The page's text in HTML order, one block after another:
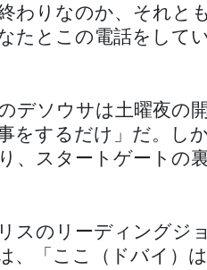
わりなのか、それと
たとこの電話をして
デソウサは土曜夜の
をするだけ」だ。し
、スタートゲートの
スのリーディングジ
、「ここ（ドバイ）